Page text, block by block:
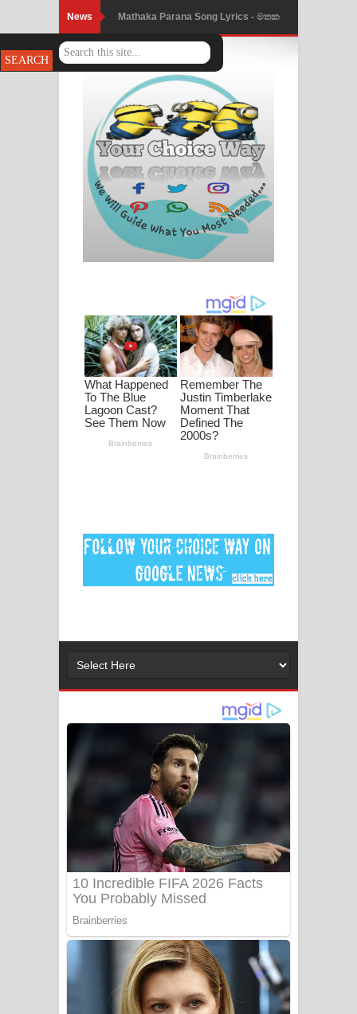
News Mathaka Parana Song Lyrics - මතක
පාරනා ගීතයේ පද පෙළ
Nimnadhen Song Lyrics - නිම්නාදෙන්
ගීතයේ පද පෙළ
Obamai Mage Adare Song Lyrics -
ඔබමයි මගේ ආදරේ ගීතයේ පද පෙළ
Pansal Gihin Song Lyrics - පන්සල් ගිහිං
ගීතයේ පද පෙළ
පද පෙළ
DEAR GOD Song Lyrics - ඩියර් ගෝඩ්
ගීතයේ පද පෙළ
MANAMALA KATHA Song Lyrics -
මනමාල කතා ගීතයේ පද පෙළ
Lassana Amma Song Lyrics - ලස්සන
අම්මා ගීතයේ පද පෙළ
නිවුනා නුඹ හින්දා ගීතයේ පද පෙළ
Numba Dun Aadare Song Lyrics - නුඹ
දුන් ආදරේ ගීතයේ පද පෙළ
Liyamuda Dan Anagathe Song Lyrics
- ලියමුද දැන් අනාගතේ ගීතයේ පද පෙළ
Doni Song Lyrics - දෝණි ගීතයේ පද
පෙළ
Benthara Palame Song Lyrics -
බෙන්තර පාලමේ ගීතයේ පද පෙළ